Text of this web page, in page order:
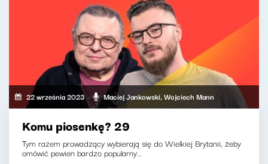
22 września 2023 Maciej Jankowski, Wojciech Mann
Komu piosenkę? 29
Tym razem prowadzący wybierają się do Wielkiej Brytanii, żeby
omówić pewien bardzo popularny...